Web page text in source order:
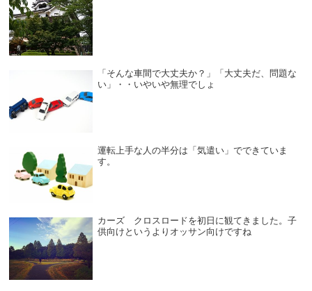
「そんな車間で大丈夫か？」「大丈夫だ、問題な
い」・・いやいや無理でしょ
運転上手な人の半分は「気遣い」でできていま
す。
カーズ クロスロードを初日に観てきました。子
供向けというよりオッサン向けですね